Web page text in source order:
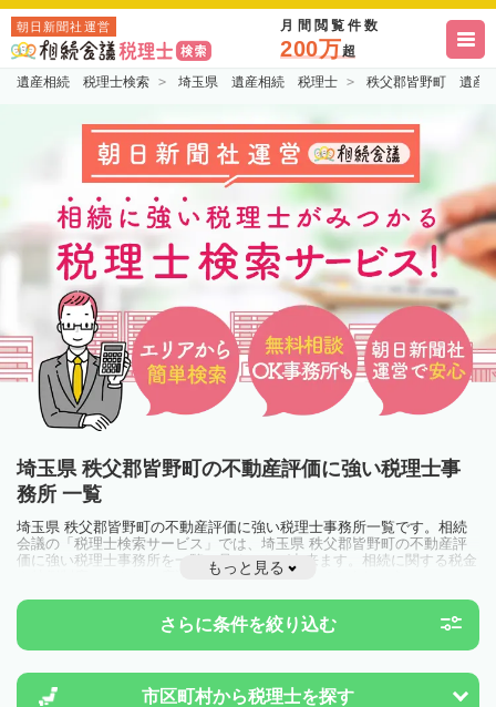
朝日新聞社運営 月間閲覧件数
200万超
遺産相続 税理士検索 埼玉県 遺産相続 税理士 秩父郡皆野町 遺産
埼玉県 秩父郡皆野町の不動産評価に強い税理士事
務所 一覧
埼玉県 秩父郡皆野町の不動産評価に強い税理士事務所一覧です。相続
会議の「税理士検索サービス」では、埼玉県 秩父郡皆野町の不動産評
価に強い税理士事務所を一覧で見ることが出来ます。相続に関する税金
や特例制度のことは一度近隣の税理士に相談してみましょう。
もっと見る
さらに条件を絞り込む
市区町村から税理士を探す